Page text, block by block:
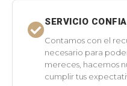
SERVICIO
Contamos con el
necesario para
mereces, hacemos
cumplir tus